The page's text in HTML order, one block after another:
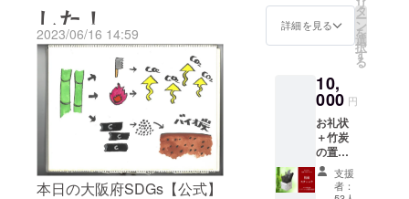
の温かいご支援のおかげで
達成できたことに感謝しま
す。これからがスタートで
す。「大阪・かしわら竹炭
プロジェクト」を実現し
て、多くの生きづらさをか
かえる人々の働く場を創設
い！」「めちゃくちゃ応援
してます 頑張って」最後
の3日間、100％達成を目指
してどうぞよろしくお願い
します。すでにご支援頂い
た方もぜひ、まわりの方へ
お知らせいただけると幸い
方々から２,０５４,０００円
ものご寄付をいただきまし
た。目標額に対して 8２%
の達成率となっています。
あと少しで目標に達しま
す。このクラウドファン
ディングは3000円からのご
した！
2023/06/16 14:59
本日の大阪府SDGs【公式】
ラムで
す アト
リエイ
ンカー
アー
ティス
ト湯元
光男さ
んのプ
リント
作品
（画像
詳細を見る
タ
ー
ン
を
選
択
す
る
10,
000 円
お礼状
＋竹炭
の置物
使用
してい
る竹炭
支援
者：